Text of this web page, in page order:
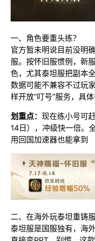
​​​一、角色要重头练？
官方暂未明说​目前没明
服。按怀旧服惯例，新
色，尤其泰坦服把副本
数据可能不兼容不过玩
样开放“叮号”服务，具
​划重点​：现在练小号可
14日），冲级快一倍。
用回国加速器也能拿到
二、在海外玩泰坦重铸
泰坦服是国服独有，海